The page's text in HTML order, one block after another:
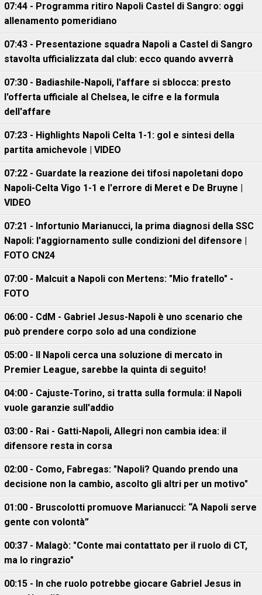
07:44 - Programma ritiro Napoli Castel di Sangro: oggi
allenamento pomeridiano
07:43 - Presentazione squadra Napoli a Castel di Sangro
stavolta ufficializzata dal club: ecco quando avverrà
07:30 - Badiashile-Napoli, l'affare si sblocca: presto
l'offerta ufficiale al Chelsea, le cifre e la formula
dell'affare
07:23 - Highlights Napoli Celta 1-1: gol e sintesi della
partita amichevole | VIDEO
07:22 - Guardate la reazione dei tifosi napoletani dopo
Napoli-Celta Vigo 1-1 e l'errore di Meret e De Bruyne |
VIDEO
07:21 - Infortunio Marianucci, la prima diagnosi della SSC
Napoli: l'aggiornamento sulle condizioni del difensore |
FOTO CN24
07:00 - Malcuit a Napoli con Mertens: "Mio fratello" -
FOTO
06:00 - CdM - Gabriel Jesus-Napoli è uno scenario che
può prendere corpo solo ad una condizione
05:00 - Il Napoli cerca una soluzione di mercato in
Premier League, sarebbe la quinta di seguito!
04:00 - Cajuste-Torino, si tratta sulla formula: il Napoli
vuole garanzie sull'addio
03:00 - Rai - Gatti-Napoli, Allegri non cambia idea: il
difensore resta in corsa
02:00 - Como, Fabregas: "Napoli? Quando prendo una
decisione non la cambio, ascolto gli altri per un motivo"
01:00 - Bruscolotti promuove Marianucci: “A Napoli serve
gente con volontà”
00:37 - Malagò: "Conte mai contattato per il ruolo di CT,
ma lo ringrazio"
00:15 - In che ruolo potrebbe giocare Gabriel Jesus in